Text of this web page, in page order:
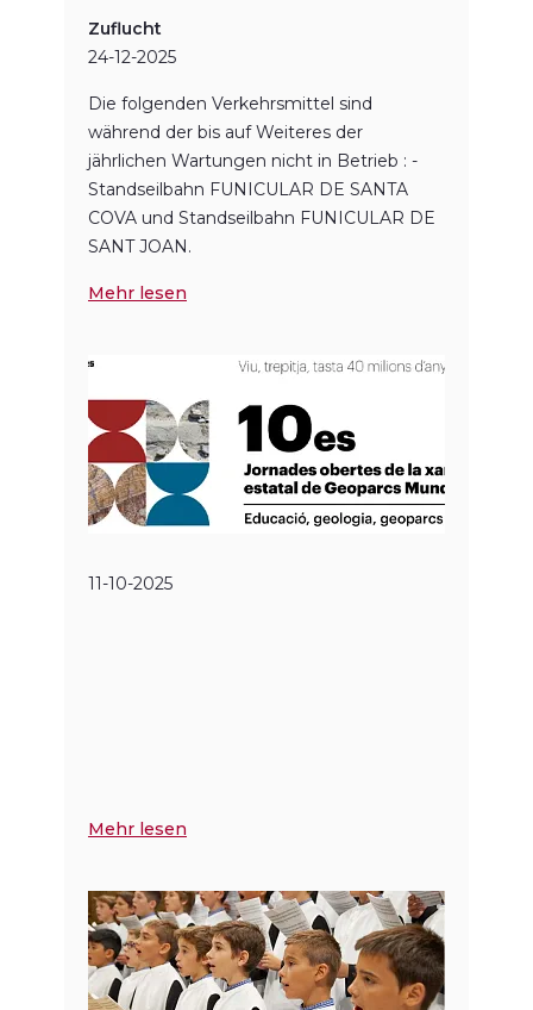
Zuflucht
24-12-2025
Die folgenden Verkehrsmittel sind
während der bis auf Weiteres der
jährlichen Wartungen nicht in Betrieb : -
Standseilbahn FUNICULAR DE SANTA
COVA und Standseilbahn FUNICULAR DE
SANT JOAN.
Mehr lesen
11-10-2025
Mehr lesen